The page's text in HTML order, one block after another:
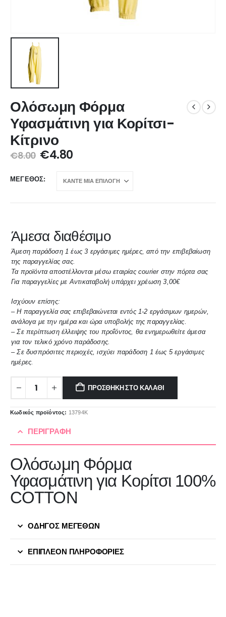
Ολόσωμη Φόρμα
Υφασμάτινη για Κορίτσι-
Κίτρινο
€8.00 €4.80
ΜΈΓΕΘΟΣ
Άμεσα διαθέσιμο
Άμεση παράδοση 1 έως 3 εργάσιμες ημέρες, από την επιβεβαίωση
της παραγγελίας σας.
Τα προϊόντα αποστέλλονται μέσω εταιρίας courier στην πόρτα σας
Για παραγγελίες με Αντικαταβολή υπάρχει χρέωση 3,00€
Ισχύουν επίσης:
– Η παραγγελία σας επιβεβαιώνεται εντός 1-2 εργάσιμων ημερών,
ανάλογα με την ημέρα και ώρα υποβολής της παραγγελίας.
– Σε περίπτωση έλλειψης του προΐόντος, θα ενημερωθείτε άμεσα
για τον τελικό χρόνο παράδοσης.
– Σε δυσπρόσιτες περιοχές, ισχύει παράδοση 1 έως 5 εργάσιμες
ημέρες.
ΠΡΟΣΘΉΚΗ ΣΤΟ ΚΑΛΆΘΙ
Κωδικός προϊόντος: 13794K
ΠΕΡΙΓΡΑΦΉ
Ολόσωμη Φόρμα
Υφασμάτινη για Κορίτσι 100%
COTTON
ΟΔΗΓΟΣ ΜΕΓΕΘΩΝ
ΕΠΙΠΛΈΟΝ ΠΛΗΡΟΦΟΡΊΕΣ